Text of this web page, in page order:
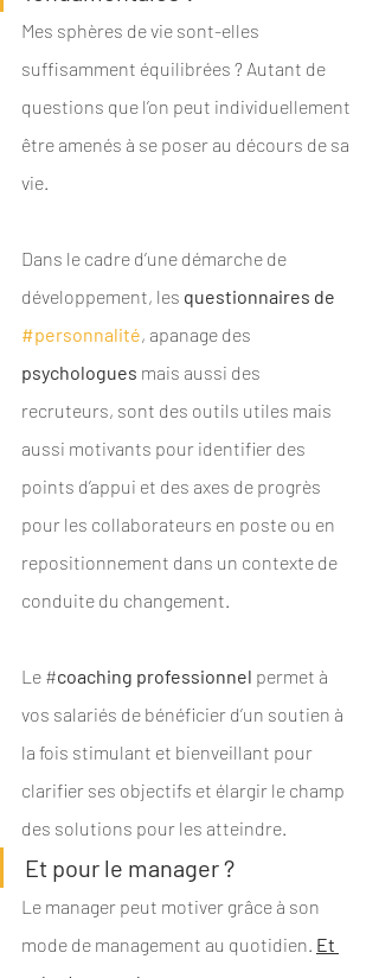
Mes sphères de vie sont-elles
suffisamment équilibrées ? Autant de
questions que l’on peut individuellement
être amenés à se poser au décours de sa
vie.
Dans le cadre d’une démarche de
développement, les questionnaires de
#personnalité, apanage des
psychologues mais aussi des
recruteurs, sont des outils utiles mais
aussi motivants pour identifier des
points d’appui et des axes de progrès
pour les collaborateurs en poste ou en
repositionnement dans un contexte de
conduite du changement.
Le #coaching professionnel permet à
vos salariés de bénéficier d’un soutien à
la fois stimulant et bienveillant pour
clarifier ses objectifs et élargir le champ
des solutions pour les atteindre.
Et pour le manager ?
Le manager peut motiver grâce à son
mode de management au quotidien. Et